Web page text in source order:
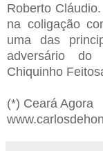
Roberto
na coligação
uma das
adversário do
Chiquinho
(*) Ceará Agora